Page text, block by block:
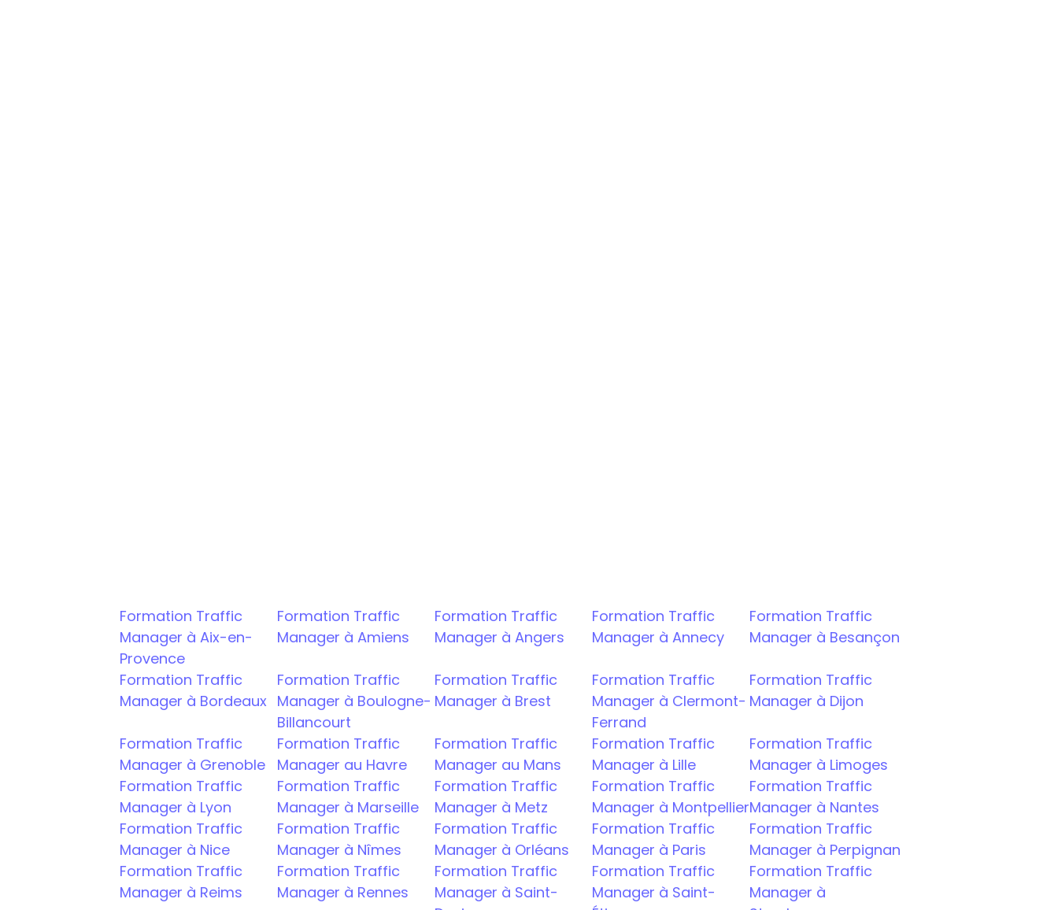
Formation Traffic
Manager à Aix-en-
Provence
Formation Traffic
Manager à Amiens
Formation Traffic
Manager à Angers
Formation Traffic
Manager à Annecy
Formation Traffic
Manager à Besançon
Formation Traffic
Manager à Bordeaux
Formation Traffic
Manager à Boulogne-
Billancourt
Formation Traffic
Manager à Brest
Formation Traffic
Manager à Clermont-
Ferrand
Formation Traffic
Manager à Dijon
Formation Traffic
Manager à Grenoble
Formation Traffic
Manager au Havre
Formation Traffic
Manager au Mans
Formation Traffic
Manager à Lille
Formation Traffic
Manager à Limoges
Formation Traffic
Manager à Lyon
Formation Traffic
Manager à Marseille
Formation Traffic
Manager à Metz
Formation Traffic
Manager à Montpellier
Formation Traffic
Manager à Nantes
Formation Traffic
Manager à Nice
Formation Traffic
Manager à Nîmes
Formation Traffic
Manager à Orléans
Formation Traffic
Manager à Paris
Formation Traffic
Manager à Perpignan
Formation Traffic
Manager à Reims
Formation Traffic
Manager à Rennes
Formation Traffic
Manager à Saint-
Formation Traffic
Manager à Saint-
Formation Traffic
Manager à